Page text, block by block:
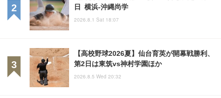
日 横浜-沖縄尚学
2026.8.1 Sat 18:07
【高校野球2026夏】仙台育英が開幕戦勝利、
第2日は東筑vs神村学園ほか
2026.8.5 Wed 20:32